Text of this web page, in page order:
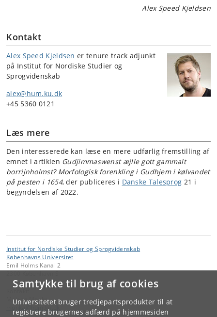
Samtykke til brug af cookies
Universitetet bruger tredjepartsprodukter til at
registrere brugernes adfærd på hjemmesiden
Alex Speed Kjeldsen
Kontakt
Alex Speed Kjeldsen er tenure track adjunkt
på Institut for Nordiske Studier og
Sprogvidenskab
alex@hum.ku.dk
+45 5360 0121
Læs mere
Den interesserede kan læse en mere udførlig fremstilling af
emnet i artiklen Gudjimmaswenst æjlle gott gammalt
borrijnholmst? Morfologisk forenkling i Gudhjem i kølvandet
på pesten i 1654, der publiceres i Danske Talesprog 21 i
begyndelsen af 2022.
Institut for Nordiske Studier og Sprogvidenskab
Københavns Universitet
Emil Holms Kanal 2
Malene Monka